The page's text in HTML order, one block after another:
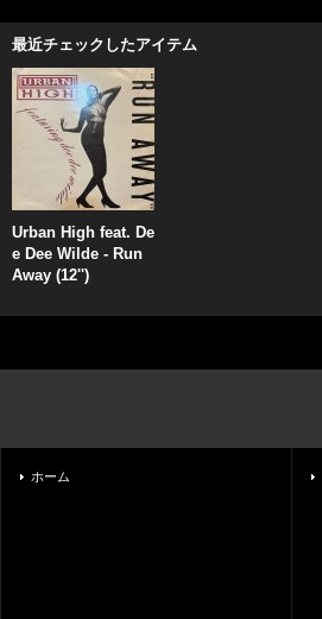
最近チェックしたアイテム
Urban High feat. De
e Dee Wilde - Run
Away (12'')
ホーム